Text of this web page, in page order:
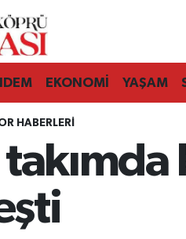
EKONOMİ YAŞAM
HABERLERI